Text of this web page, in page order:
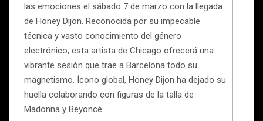
las emociones el sábado 7 de marzo con la llegada
de Honey Dijon. Reconocida por su impecable
técnica y vasto conocimiento del género
electrónico, esta artista de Chicago ofrecerá una
vibrante sesión que trae a Barcelona todo su
magnetismo. Ícono global, Honey Dijon ha dejado su
huella colaborando con figuras de la talla de
Madonna y Beyoncé.